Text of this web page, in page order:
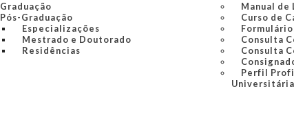
Graduação
Pós-Graduação
Especializações
Mestrado e Doutorado
Residências
Manual de
Curso de
Consulta
Consulta
Perfil
Universitária